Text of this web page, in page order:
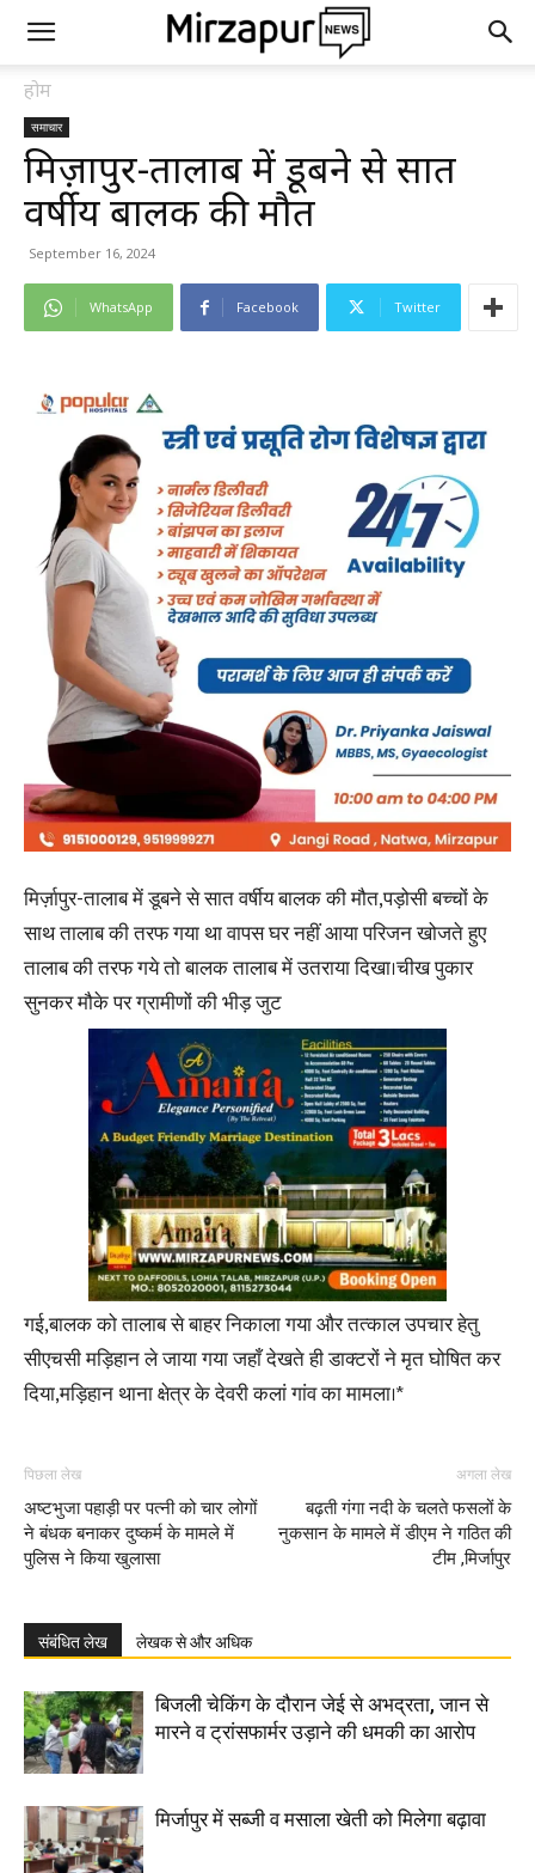
होम
समाचार
मिर्ज़ापुर-तालाब में डूबने से सात
वर्षीय बालक की मौत
September 16, 2024
WhatsApp Facebook Twitter
मिर्ज़ापुर-तालाब में डूबने से सात वर्षीय बालक की मौत,पड़ोसी बच्चों के
साथ तालाब की तरफ गया था वापस घर नहीं आया परिजन खोजते हुए
तालाब की तरफ गये तो बालक तालाब में उतराया दिखा।चीख पुकार
सुनकर मौके पर ग्रामीणों की भीड़ जुट
गई,बालक को तालाब से बाहर निकाला गया और तत्काल उपचार हेतु
सीएचसी मड़िहान ले जाया गया जहाँ देखते ही डाक्टरों ने मृत घोषित कर
दिया,मड़िहान थाना क्षेत्र के देवरी कलां गांव का मामला।*
पिछला लेख
अष्टभुजा पहाड़ी पर पत्नी को चार लोगों
ने बंधक बनाकर दुष्कर्म के मामले में
पुलिस ने किया खुलासा
अगला लेख
बढ़ती गंगा नदी के चलते फसलों के
नुकसान के मामले में डीएम ने गठित की
टीम ,मिर्जापुर
संबंधित लेख लेखक से और अधिक
बिजली चेकिंग के दौरान जेई से अभद्रता, जान से
मारने व ट्रांसफार्मर उड़ाने की धमकी का आरोप
मिर्जापुर में सब्जी व मसाला खेती को मिलेगा बढ़ावा